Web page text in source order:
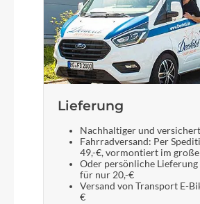
Gabel
Leichte woom Carbon-Gabel
verwindungssteif durch
ausgerichtete Carbon-
27,2 x 250 mm anodisierte
Lieferung
Nachhaltiger und
Fahrradversand: Per
49,-€, vormontiert im
Oder persönliche
für nur 20,-€
Versand von Transport E-
€